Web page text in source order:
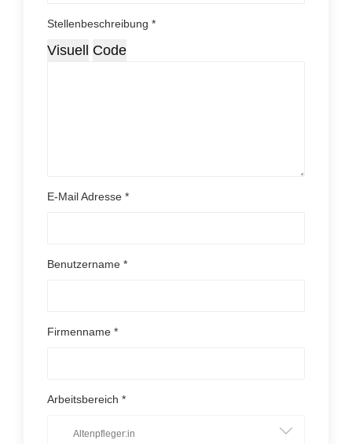
Stellenbeschreibung *
Visuell Code
E-Mail Adresse *
Benutzername *
Firmenname *
Arbeitsbereich *